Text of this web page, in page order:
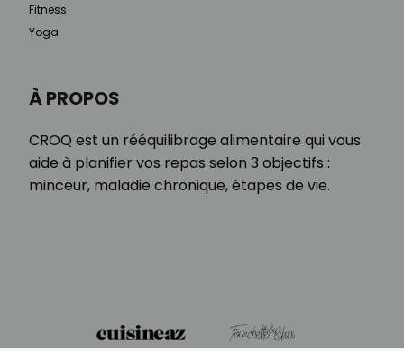
À PROPOS
CROQ est un rééquilibrage alimentaire qui vous
aide à planifier vos repas selon 3 objectifs :
minceur, maladie chronique, étapes de vie.
Fitness
Yoga